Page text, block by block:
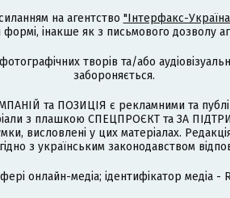
на агентство "Інтерфакс-
інакше як з письмового дозволу
творів та/або
забороняється.
та ПОЗИЦІЯ є рекламними та
з плашкою СПЕЦПРОЄКТ та ЗА
висловлені у цих матеріалах.
з українським законодавством
онлайн-медіа; ідентифікатор медіа -